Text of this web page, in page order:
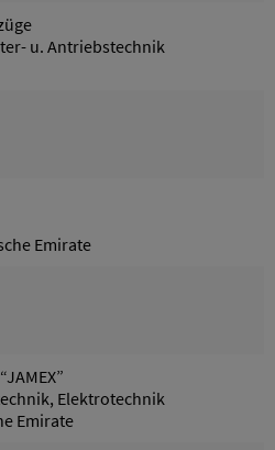
u. Antriebstechnik
Emirate
Elektrotechnik
Emirate